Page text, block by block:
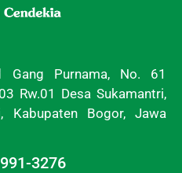
Gang Purnama, No. 61
Rw.01 Desa Sukamantri,
Kabupaten Bogor, Jawa
3276